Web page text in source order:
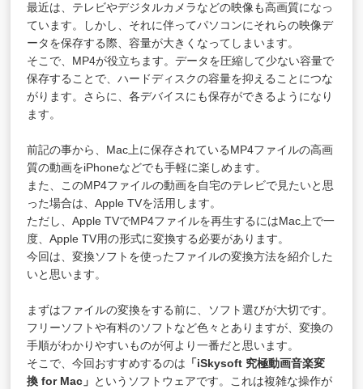
最近は、テレビやデジタルカメラなどの映像も高画質になっ
ています。しかし、それに伴ってパソコンにそれらの映像デ
ータを保存する際、容量が大きくなってしまいます。
そこで、MP4が役立ちます。データを圧縮して少ない容量で
保存することで、ハードディスクの容量を抑えることにつな
がります。さらに、各デバイスにも保存ができるようになり
ます。
前記の事から、Mac上に保存されているMP4ファイルの高画
質の動画をiPhoneなどでも手軽に楽しめます。
また、このMP4ファイルの動画を自宅のテレビで見たいと思
った場合は、Apple TVを活用します。
ただし、Apple TVでMP4ファイルを再生するにはMac上で一
度、Apple TV用の形式に変換する必要があります。
今回は、変換ソフトを使ったファイルの変換方法を紹介した
いと思います。
まずはファイルの変換をする前に、ソフト選びが大切です。
フリーソフトや有料のソフトなど色々とありますが、変換の
手順がわかりやすいものが何より一番だと思います。
そこで、今回おすすめするのは 「iSkysoft 究極動画音楽変
換 for Mac 」 というソフトウェアです。これは複雑な操作が